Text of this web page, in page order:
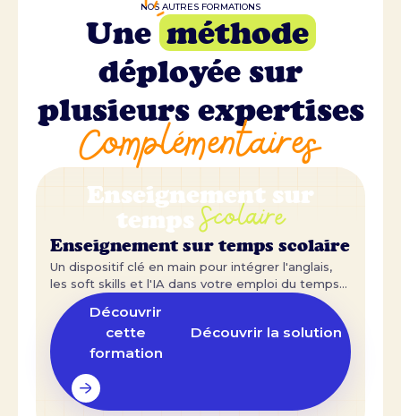
NOS AUTRES FORMATIONS
Une méthode
déployée sur
plusieurs expertises
Complémentaires
Enseignement sur
tempsScolaire
Enseignement sur temps scolaire
Un dispositif clé en main pour intégrer l'anglais,
les soft skills et l'IA dans votre emploi du temps
scolaire.
Découvrir
cette
formation
Découvrir la solution